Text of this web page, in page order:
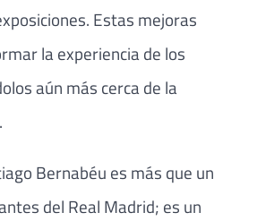
Estas mejoras
la experiencia de los
aún más cerca de la
Bernabéu es más que un
del Real Madrid; es un